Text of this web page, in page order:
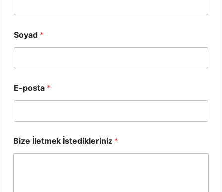
Soyad *
E-posta *
Bize İletmek İstedikleriniz *